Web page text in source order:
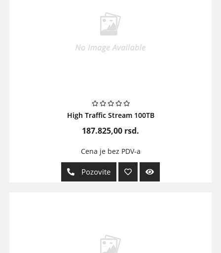
High Traffic Stream 100TB
187.825,00 rsd.
Cena je bez PDV-a
Pozovite